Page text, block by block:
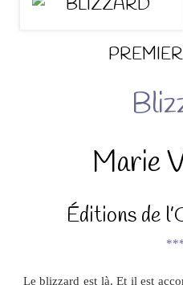
Marie
Éditions de
Le blizzard est là. Et il est